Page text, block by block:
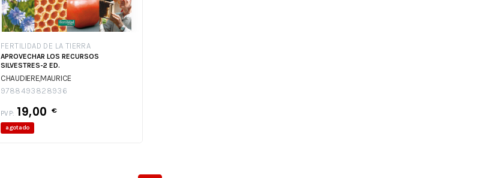
FERTILIDAD DE LA TIERRA
APROVECHAR LOS RECURSOS
SILVESTRES-2 ED.
CHAUDIERE,MAURICE
9788493828936
PVP: 19,00 €
agotado